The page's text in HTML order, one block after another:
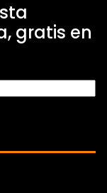
gratis en